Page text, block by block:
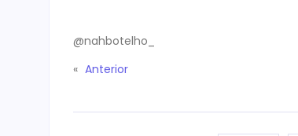
@nahbotelho_
« Anterior